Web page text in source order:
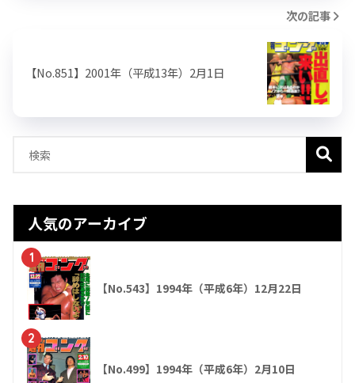
次の記事
【No.851】2001年（平成13年）2月1日
人気のアーカイブ
1
【No.543】1994年（平成6年）12月22日
2
【No.499】1994年（平成6年）2月10日